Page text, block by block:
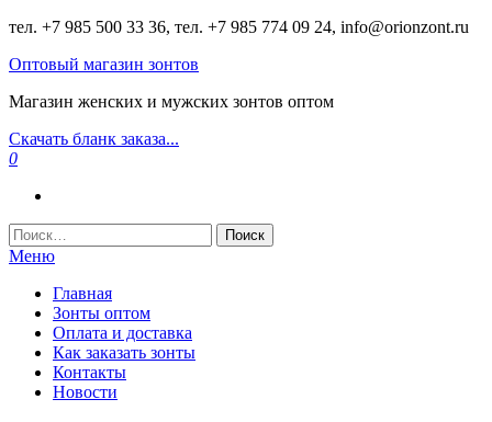
Перейти
содержимому
тел. +7 985 500 33 36, тел. +7 985 774 09 24, info@orionzont.ru
Оптовый магазин зонтов
Магазин женских и мужских зонтов оптом
Скачать бланк заказа...
0
Найти:
Меню
Главная
Зонты оптом
Оплата и доставка
Как заказать зонты
Контакты
Новости